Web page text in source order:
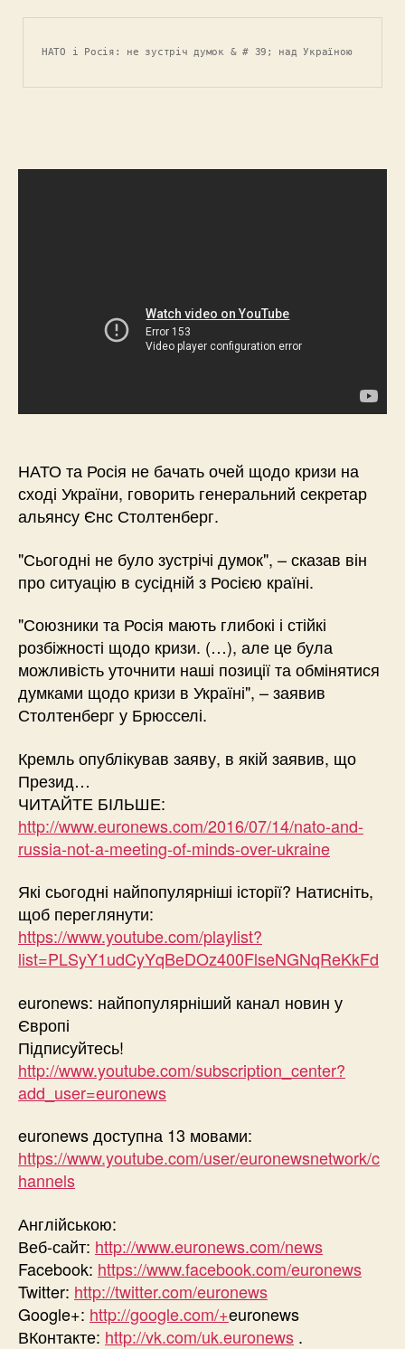
НАТО і Росія: не зустріч думок & # 39; над Україною
НАТО та Росія не бачать очей щодо кризи на
сході України, говорить генеральний секретар
альянсу Єнс Столтенберг.
"Сьогодні не було зустрічі думок", – сказав він
про ситуацію в сусідній з Росією країні.
"Союзники та Росія мають глибокі і стійкі
розбіжності щодо кризи. (…), але це була
можливість уточнити наші позиції та обмінятися
думками щодо кризи в Україні", – заявив
Столтенберг у Брюсселі.
Кремль опублікував заяву, в якій заявив, що
Презид…
ЧИТАЙТЕ БІЛЬШЕ:
http://www.euronews.com/2016/07/14/nato-and-
russia-not-a-meeting-of-minds-over-ukraine
Які сьогодні найпопулярніші історії? Натисніть,
щоб переглянути:
https://www.youtube.com/playlist?
list=PLSyY1udCyYqBeDOz400FlseNGNqReKkFd
euronews: найпопулярніший канал новин у
Європі
Підписуйтесь!
http://www.youtube.com/subscription_center?
add_user=euronews
euronews доступна 13 мовами:
https://www.youtube.com/user/euronewsnetwork/c
hannels
Англійською:
Веб-сайт: http://www.euronews.com/news
Facebook: https://www.facebook.com/euronews
Twitter: http://twitter.com/euronews
Google+: http://google.com/+euronews
ВКонтакте: http://vk.com/uk.euronews .